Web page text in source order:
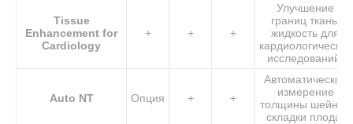
Tissue
Enhancement for
Cardiology
+ + +
Улучшение
границ ткань/
жидкость для
кардиологических
исследований;
Auto NT Опция + +
Автоматическое
измерение
толщины шейной
складки плода;